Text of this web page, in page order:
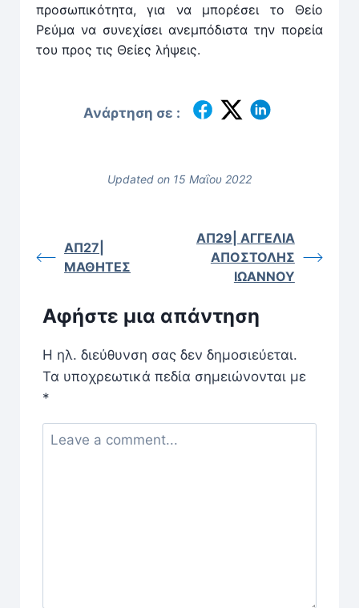
προσωπικότητα, για να μπορέσει το Θείο
Ρεύμα να συνεχίσει ανεμπόδιστα την πορεία
του προς τις Θείες λήψεις.
Ανάρτηση σε :
Updated on 15 Μαΐου 2022
ΑΠ27|
ΜΑΘΗΤΕΣ
ΑΠ29| ΑΓΓΕΛΙΑ
ΑΠΟΣΤΟΛΗΣ
ΙΩΑΝΝΟΥ
Αφήστε μια απάντηση
Η ηλ. διεύθυνση σας δεν δημοσιεύεται.
Τα υποχρεωτικά πεδία σημειώνονται με
*